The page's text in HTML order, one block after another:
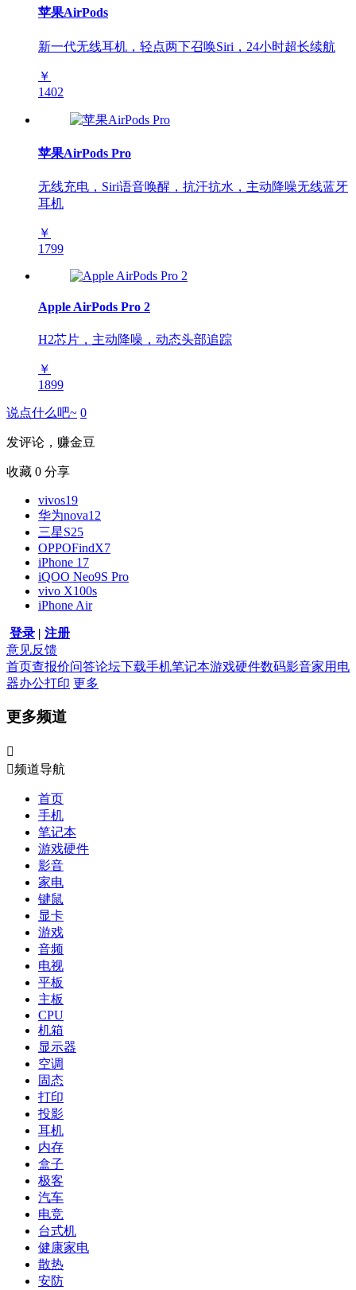
苹果AirPods
新一代无线耳机，轻点两下召唤Siri，24小时超长续航
￥
1402
苹果AirPods Pro
无线充电，Siri语音唤醒，抗汗抗水，主动降噪无线蓝牙
耳机
￥
1799
Apple AirPods Pro 2
H2芯片，主动降噪，动态头部追踪
￥
1899
说点什么吧~ 0
发评论，赚金豆
收藏 0 分享
vivos19
华为nova12
三星S25
OPPOFindX7
iPhone 17
iQOO Neo9S Pro
vivo X100s
iPhone Air
登录 | 注册
意见反馈
首页查报价问答论坛下载手机笔记本游戏硬件数码影音家用电
器办公打印 更多
更多频道

频道导航
首页
手机
笔记本
游戏硬件
影音
家电
键鼠
显卡
游戏
音频
电视
平板
主板
CPU
机箱
显示器
空调
固态
打印
投影
耳机
内存
盒子
极客
汽车
电竞
台式机
健康家电
散热
安防